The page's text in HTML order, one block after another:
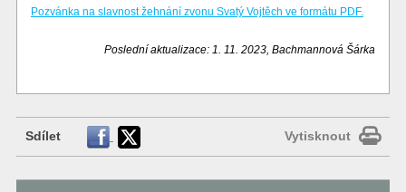
Pozvánka na slavnost žehnání zvonu Svatý Vojtěch ve formátu PDF.
Poslední aktualizace: 1. 11. 2023, Bachmannová Šárka
Sdílet Vytisknout